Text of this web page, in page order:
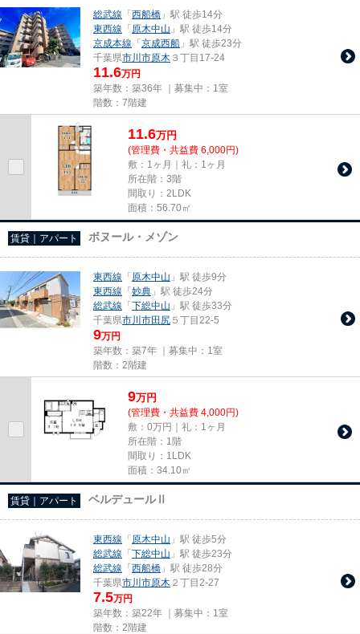
総武線 「西船橋 」駅 徒歩14分
東西線 「原木中山 」駅 徒歩14分
京成本線 「京成西船 」駅 徒歩23分
千葉県市川市原木 ３丁目17-24
11.6万円
築年数：築36年 ｜募集中： 1室
階数：7階建
11.6万円
(管理費・共益費 6,000円)
敷：1ヶ月｜礼：1ヶ月
所在階：3階
間取り：2LDK
面積：56.70㎡
賃貸｜アパート ボヌール・メゾン
東西線 「原木中山 」駅 徒歩9分
東西線 「妙典 」駅 徒歩24分
総武線 「下総中山 」駅 徒歩33分
千葉県市川市田尻 ５丁目22-5
9万円
築年数：築7年 ｜募集中： 1室
階数：2階建
9万円
(管理費・共益費 4,000円)
敷：0万円｜礼：1ヶ月
所在階：1階
間取り：1LDK
面積：34.10㎡
賃貸｜アパート ベルデュールⅡ
東西線 「原木中山 」駅 徒歩5分
総武線 「下総中山 」駅 徒歩23分
総武線 「西船橋 」駅 徒歩28分
千葉県市川市原木 ２丁目2-27
7.5万円
築年数：築22年 ｜募集中： 1室
階数：2階建